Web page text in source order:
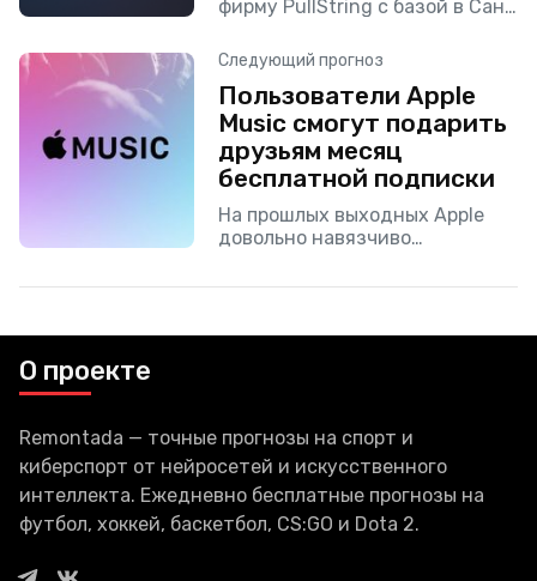
фирму PullString с базой в Сан-
стартап помогает крупным
компаниям разрабатывать
голосовых помощников, а
также интерфейсы под
управлением ИИ. PullString
Следующий прогноз
Пользователи Apple
Music смогут подарить
друзьям месяц
бесплатной подписки
На прошлых выходных Apple
довольно навязчиво
подписчикам Apple Music три
О проекте
Remontada — точные прогнозы на спорт и
киберспорт от нейросетей и искусственного
интеллекта. Ежедневно бесплатные прогнозы на
футбол, хоккей, баскетбол, CS:GO и Dota 2.